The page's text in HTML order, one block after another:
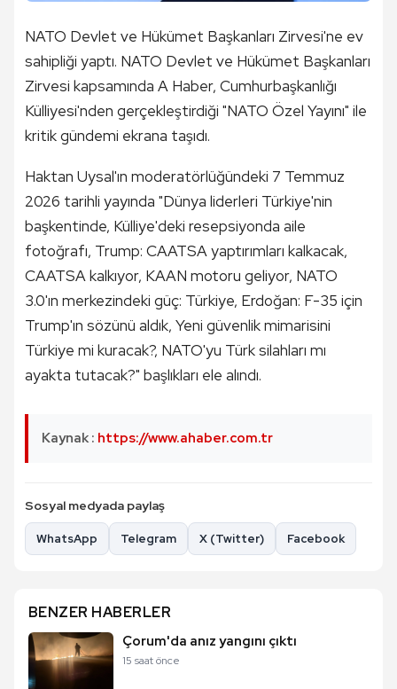
NATO Devlet ve Hükümet Başkanları Zirvesi'ne ev
sahipliği yaptı. NATO Devlet ve Hükümet Başkanları
Zirvesi kapsamında A Haber, Cumhurbaşkanlığı
Külliyesi'nden gerçekleştirdiği "NATO Özel Yayını" ile
kritik gündemi ekrana taşıdı.
Haktan Uysal'ın moderatörlüğündeki 7 Temmuz
2026 tarihli yayında "Dünya liderleri Türkiye'nin
başkentinde, Külliye'deki resepsiyonda aile
fotoğrafı, Trump: CAATSA yaptırımları kalkacak,
CAATSA kalkıyor, KAAN motoru geliyor, NATO
3.0'ın merkezindeki güç: Türkiye, Erdoğan: F-35 için
Trump'ın sözünü aldık, Yeni güvenlik mimarisini
Türkiye mi kuracak?, NATO'yu Türk silahları mı
ayakta tutacak?" başlıkları ele alındı.
Kaynak : https://www.ahaber.com.tr
Sosyal medyada paylaş
WhatsApp Telegram X (Twitter) Facebook
BENZER HABERLER
Çorum'da anız yangını çıktı
15 saat önce